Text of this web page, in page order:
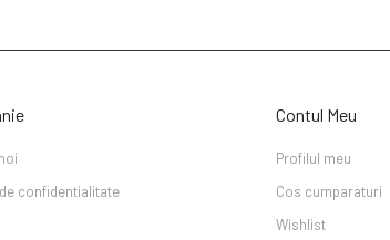
confidentialitate
Contul Meu
Profilul meu
Cos cumparaturi
Wishlist